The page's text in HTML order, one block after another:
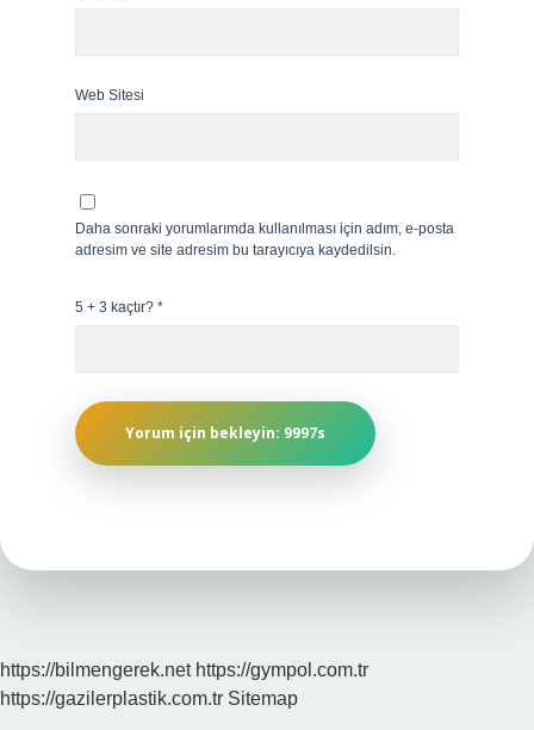
Web Sitesi
Daha sonraki yorumlarımda kullanılması için adım, e-posta
adresim ve site adresim bu tarayıcıya kaydedilsin.
5 + 3 kaçtır? *
https://bilmengerek.net https://gympol.com.tr
https://gazilerplastik.com.tr Sitemap